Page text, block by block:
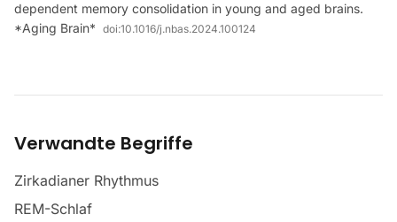
dependent memory consolidation in young and aged brains.
*Aging Brain* doi:10.1016/j.nbas.2024.100124
Verwandte Begriffe
Zirkadianer Rhythmus
REM-Schlaf